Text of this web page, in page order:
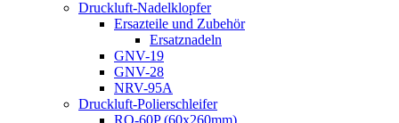
Druckluft-Nadelklopfer
Ersazteile und Zubehör
Ersatznadeln
GNV-19
GNV-28
NRV-95A
Druckluft-Polierschleifer
RO-60P (60x260mm)